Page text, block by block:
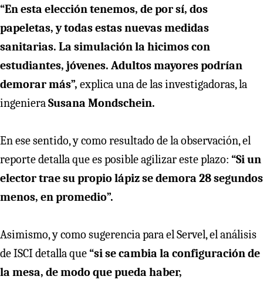
“En esta elección tenemos, de por sí, dos
papeletas, y todas estas nuevas medidas
sanitarias. La simulación la hicimos con
estudiantes, jóvenes. Adultos mayores podrían
demorar más”, explica una de las investigadoras, la
ingenieraSusana Mondschein.
En ese sentido, y como resultado de la observación, el
reporte detalla que es posible agilizar este plazo: “Si un
elector trae su propio lápiz se demora 28 segundos
menos, en promedio”.
Asimismo, y como sugerencia para el Servel, el análisis
de ISCI detalla que“si se cambia la configuración de
la mesa, de modo que pueda haber,